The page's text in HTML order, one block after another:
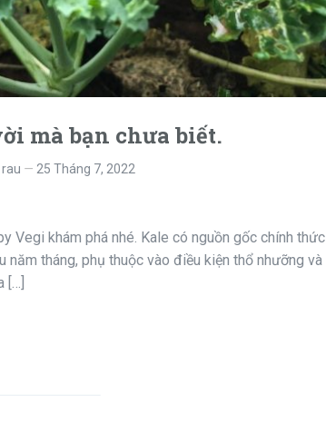
mà bạn chưa biết.
25 Tháng 7, 2022
Vegi khám phá nhé. Kale có nguồn gốc chính thức
tháng, phụ thuộc vào điều kiện thổ nhưỡng và